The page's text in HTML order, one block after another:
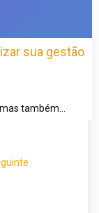
sua gestão
também…